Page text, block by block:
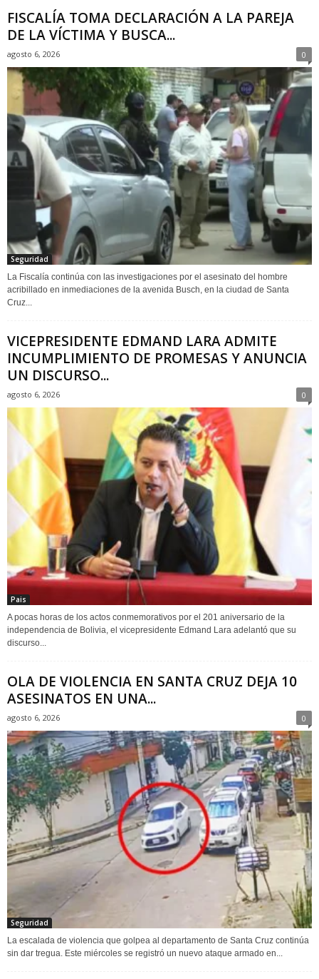
FISCALÍA TOMA DECLARACIÓN A LA PAREJA
DE LA VÍCTIMA Y BUSCA...
agosto 6, 2026 0
Seguridad
La Fiscalía continúa con las investigaciones por el asesinato del hombre
acribillado en inmediaciones de la avenida Busch, en la ciudad de Santa
Cruz...
VICEPRESIDENTE EDMAND LARA ADMITE
INCUMPLIMIENTO DE PROMESAS Y ANUNCIA
UN DISCURSO...
agosto 6, 2026 0
Pais
A pocas horas de los actos conmemorativos por el 201 aniversario de la
independencia de Bolivia, el vicepresidente Edmand Lara adelantó que su
discurso...
OLA DE VIOLENCIA EN SANTA CRUZ DEJA 10
ASESINATOS EN UNA...
agosto 6, 2026 0
Seguridad
La escalada de violencia que golpea al departamento de Santa Cruz continúa
sin dar tregua. Este miércoles se registró un nuevo ataque armado en...